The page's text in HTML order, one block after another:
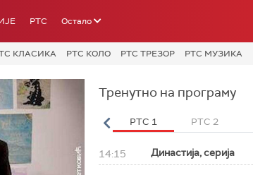
РТС Остало
КЛАСИКА РТС КОЛО РТС ТРЕЗОР РТС МУЗИКА
Тренутно на програму
РТС Свет РТС 1 РТС 2
14:15 Династија, серија